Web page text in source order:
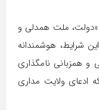
«دولت، ملت همدلی و
شرایط، هوشمندانه
و همزبانی نامگذاری
ادعای ولایت مداری